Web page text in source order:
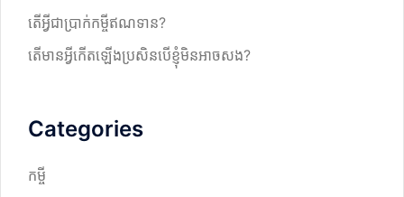
តើអ្វីជាប្រាក់កម្ចីឥណទាន?
តើមានអ្វីកើតឡើងប្រសិនបើខ្ញុំមិនអាចសង?
Categories
កម្ចី